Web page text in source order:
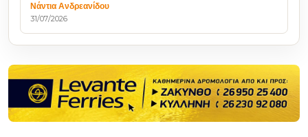
Νάντια Ανδρεανίδου
31/07/2026